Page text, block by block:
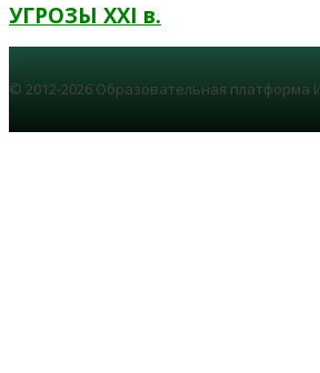
УГРОЗЫ XXI в.
© 2012-2026 Образовательная платформа